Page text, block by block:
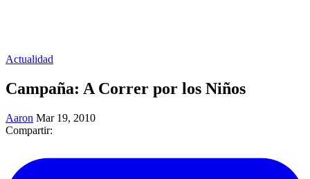
Actualidad
Campaña: A Correr por los Niños
Aaron Mar 19, 2010
Compartir: